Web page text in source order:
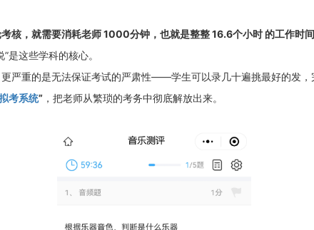
核，就需要消耗老师 1000分钟，也就是整整 16.6个小时 的工作时
是这些学科的核心。
严重的是无法保证考试的严肃性——学生可以录几十遍挑最好的发，
考系统” ，把老师从繁琐的考务中彻底解放出来。